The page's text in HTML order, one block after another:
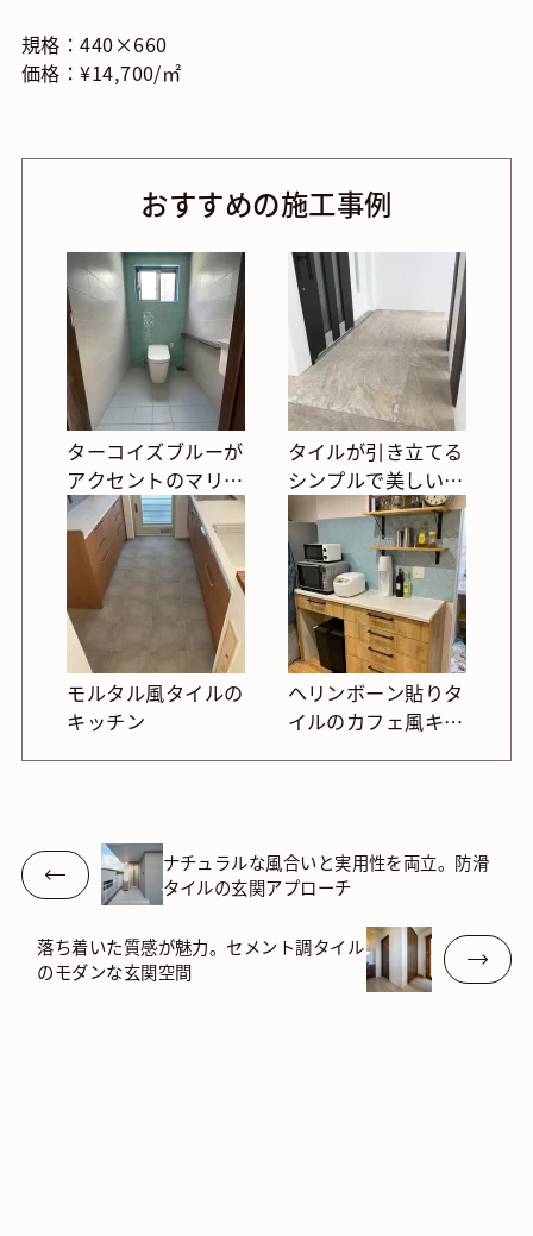
規格：440×660
価格：¥14,700/㎡
おすすめの施工事例
ターコイズブルーが
アクセントのマリン
風トイレ
タイルが引き立てる
シンプルで美しいポ
ーチ
モルタル風タイルの
キッチン
ヘリンボーン貼りタ
イルのカフェ風キッ
ナチュラルな風合いと実用性を両立。防滑
タイルの玄関アプローチ
落ち着いた質感が魅力。セメント調タイル
のモダンな玄関空間